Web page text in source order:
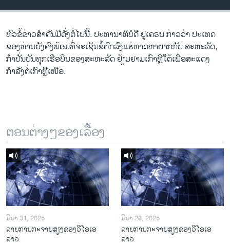
ລາຍການກະຈາຍສຽງ
ລາຍງານ
ພາສາຕ່າງໆ
ຫົວຂໍ້ຂ່າວສຳຄັນມີດັ່ງຕໍ່ໄປນີ້. ປະ​ທາ​ນາ​ທິ​ບໍ​ດີ ຢູ​ເຄ​ຣນ ກ່າວ​​ວ່າ ປະ​ເທດ​
ຂອງ​ທ່ານ​ຍັງ​ຄົງ​ພ້ອມ​ທີ່​ຈະ​ເຊັນ​ຂໍ້​ຕົກ​ລົງ​ແຮ່​ທາດ​ຫາ​ຍາກ​ກັບ​ ສະ​ຫະ​ລັດ,
ກໍາປັ່ນບັນທຸກເຮືອບິນຂອງສະຫະລັດ ຢ້ຽມຢາມເກົາຫຼີໃຕ້ເພື່ອສະແດງ
ກຳລັງຕໍ່ເກົາຫຼີເໜືອ.
ຕອນຕ່າງໆຂອງເລື້ອງ
ມີນາ 31, 2025
ລາຍການກະຈາຍສຽງຂອງວີໂອເອ
ລາວ
ມີນາ 28, 2025
ລາຍການກະຈາຍສຽງຂອງວີໂອເອ
ລາວ